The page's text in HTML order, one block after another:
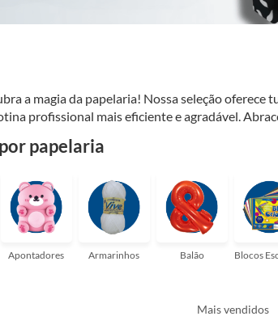
a magia da papelaria! Nossa seleção
profissional mais eficiente e agradável.
perfeito para suas aulas,
papelaria
Apontadores Armarinhos Balão Blocos
Mais vendidos